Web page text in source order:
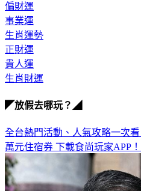
偏財運
事業運
生肖運勢
正財運
貴人運
生肖財運
◤放假去哪玩？◢
全台熱門活動、人氣攻略一次看
萬元住宿券 下載食尚玩家APP